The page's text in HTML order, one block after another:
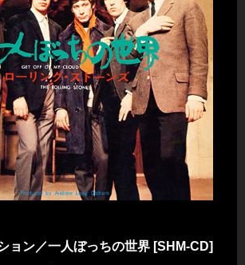
ョン／一人ぼっちの世界 [SHM-CD]